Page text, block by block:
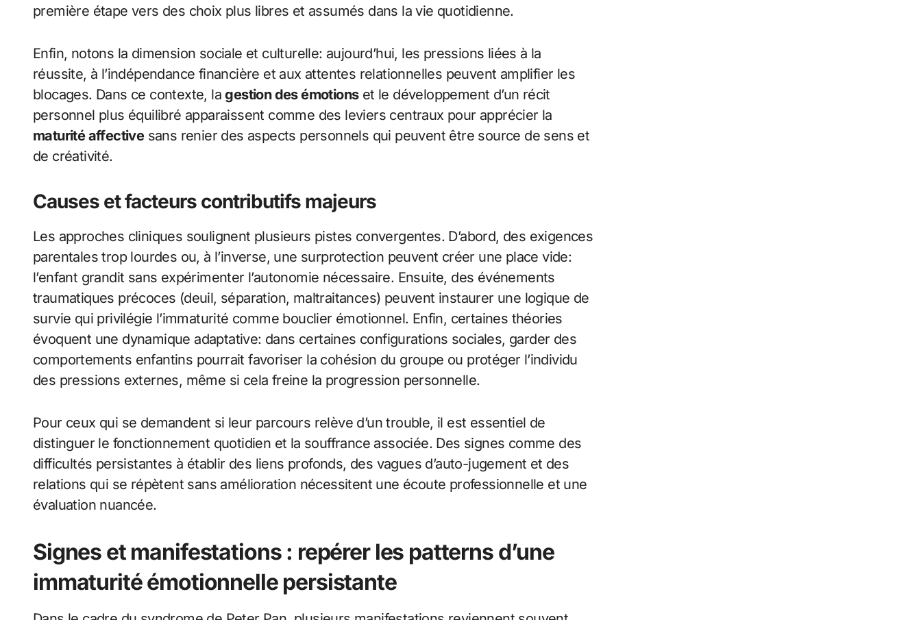
première étape vers des choix plus libres et assumés dans la vie quotidienne.
Enfin, notons la dimension sociale et culturelle: aujourd’hui, les pressions liées à la
réussite, à l’indépendance financière et aux attentes relationnelles peuvent amplifier les
blocages. Dans ce contexte, lagestion des émotionset le développement d’un récit
personnel plus équilibré apparaissent comme des leviers centraux pour apprécier la
maturité affectivesans renier des aspects personnels qui peuvent être source de sens et
de créativité.
Causes et facteurs contributifs majeurs
Les approches cliniques soulignent plusieurs pistes convergentes. D’abord, des exigences
parentales trop lourdes ou, à l’inverse, une surprotection peuvent créer une place vide:
l’enfant grandit sans expérimenter l’autonomie nécessaire. Ensuite, des événements
traumatiques précoces (deuil, séparation, maltraitances) peuvent instaurer une logique de
survie qui privilégie l’immaturité comme bouclier émotionnel. Enfin, certaines théories
évoquent une dynamique adaptative: dans certaines configurations sociales, garder des
comportements enfantins pourrait favoriser la cohésion du groupe ou protéger l’individu
des pressions externes, même si cela freine la progression personnelle.
Pour ceux qui se demandent si leur parcours relève d’un trouble, il est essentiel de
distinguer le fonctionnement quotidien et la souffrance associée. Des signes comme des
difficultés persistantes à établir des liens profonds, des vagues d’auto-jugement et des
relations qui se répètent sans amélioration nécessitent une écoute professionnelle et une
évaluation nuancée.
Signes et manifestations : repérer les patterns d’une
immaturité émotionnelle persistante